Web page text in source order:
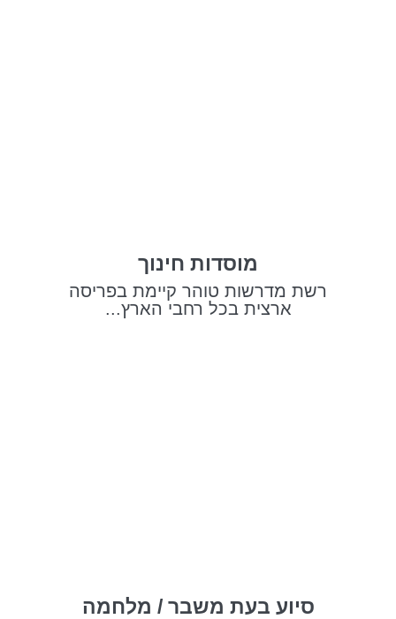
מוסדות חינוך
רשת מדרשות טוהר קיימת בפריסה
ארצית בכל רחבי הארץ...
סיוע בעת משבר / מלחמה